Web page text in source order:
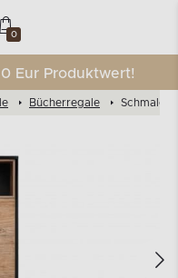
0
Eur Produktwert!
Bücherregale Schmales